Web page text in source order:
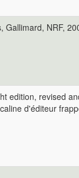
NRF,
revised
d'éditeur